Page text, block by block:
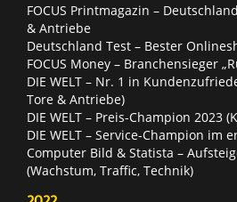
FOCUS Printmagazin –
& Antriebe
Deutschland Test – Bester
FOCUS Money – Branchensieger
DIE WELT – Nr. 1 in
Tore & Antriebe)
DIE WELT – Preis-Champion 2023
DIE WELT – Service-Champion im
Computer Bild & Statista –
(Wachstum, Traffic, Technik)